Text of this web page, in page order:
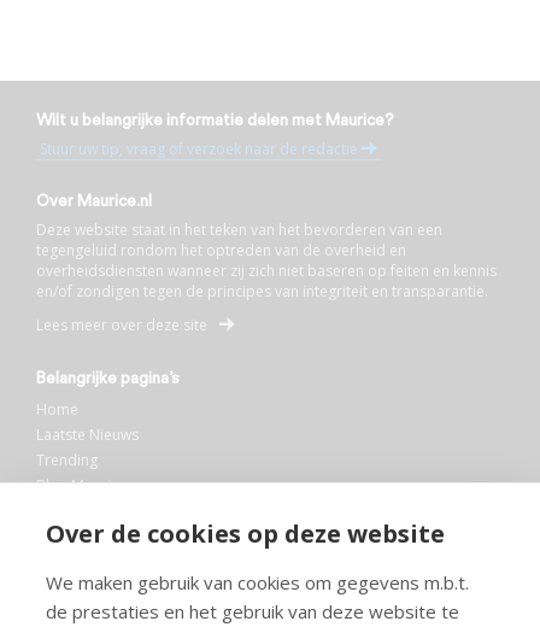
Over de cookies op deze website
We maken gebruik van cookies om gegevens m.b.t.
de prestaties en het gebruik van deze website te
Wilt u belangrijke informatie delen met Maurice?
Stuur uw tip, vraag of verzoek naar de redactie
Over Maurice.nl
Deze website staat in het teken van het bevorderen van een
tegengeluid rondom het optreden van de overheid en
overheidsdiensten wanneer zij zich niet baseren op feiten en kennis
en/of zondigen tegen de principes van integriteit en transparantie.
Lees meer over deze site
Belangrijke pagina’s
Home
Laatste Nieuws
Trending
Blog Maurice
Bibliotheek
Info en service
FAQ